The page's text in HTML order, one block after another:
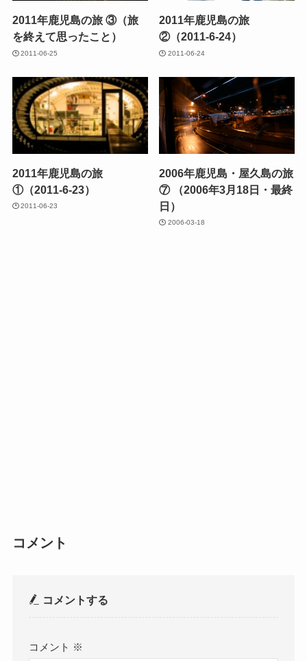
2011年鹿児島の旅 ③（旅
を終えて思ったこと）
2011-06-25
2011年鹿児島の旅
②（2011-6-24）
2011-06-24
2011年鹿児島の旅
①（2011-6-23）
2011-06-23
2006年鹿児島・屋久島の旅
⑦ （2006年3月18日・最終
日）
2006-03-18
コメント
コメントする
コメント ※